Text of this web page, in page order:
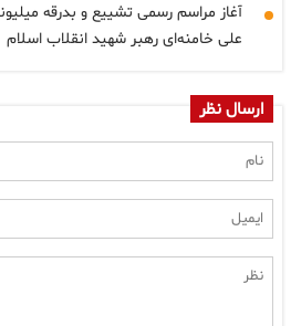
آغاز مراسم رسمی تشییع و بدرقه
علی خامنه‌ای رهبر شهید انقلاب اسلام
ارسال نظر